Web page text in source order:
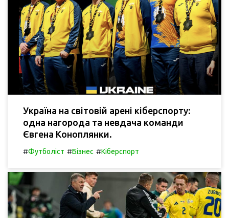
Україна на світовій арені кіберспорту:
одна нагорода та невдача команди
Євгена Коноплянки.
#Футболіст #Бізнес #Кіберспорт